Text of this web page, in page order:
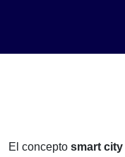
El concepto smart city